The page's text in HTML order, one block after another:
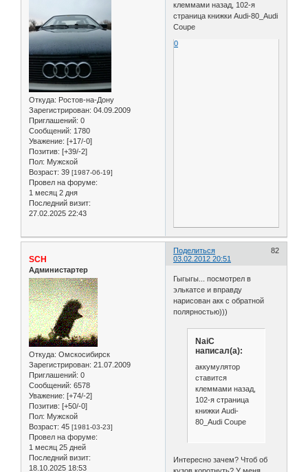
Откуда: Ростов-на-Дону
Зарегистрирован: 04.09.2009
Приглашений: 0
Сообщений: 1780
Уважение: [+17/-0]
Позитив: [+39/-2]
Пол: Мужской
Возраст: 39 [1987-06-19]
Провел на форуме:
1 месяц 2 дня
Последний визит:
27.02.2025 22:43
клеммами назад, 102-я
страница книжки Audi-80_Audi
Coupe
0
Поделиться
82
03.02.2012 20:51
SCH
Администартер
Откуда: Омскосибирск
Зарегистрирован: 21.07.2009
Приглашений: 0
Сообщений: 6578
Уважение: [+74/-2]
Позитив: [+50/-0]
Пол: Мужской
Возраст: 45 [1981-03-23]
Провел на форуме:
1 месяц 25 дней
Последний визит:
18.10.2025 18:53
Гыгыгы... посмотрел в
элькатсе и вправду
нарисован акк с обратной
полярностью)))
NaiC
написал(а):
аккумулятор
ставится
клеммами назад,
102-я страница
книжки Audi-
80_Audi Coupe
Интересно зачем? Чтоб об